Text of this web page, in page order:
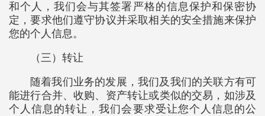
和个人，我们会与其签署严格的信息保护和保密协
定，要求他们遵守协议并采取相关的安全措施来保护
您的个人信息。
（三）转让
随着我们业务的发展，我们及我们的关联方有可
能进行合并、收购、资产转让或类似的交易，如涉及
个人信息的转让，我们会要求受让您个人信息的公